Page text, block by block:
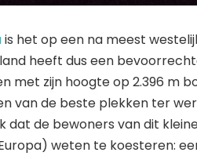
is het op een na meest
heeft dus een
met zijn hoogte op 2.396 m
van de beste plekken ter
dat de bewoners van dit
weten te koesteren: